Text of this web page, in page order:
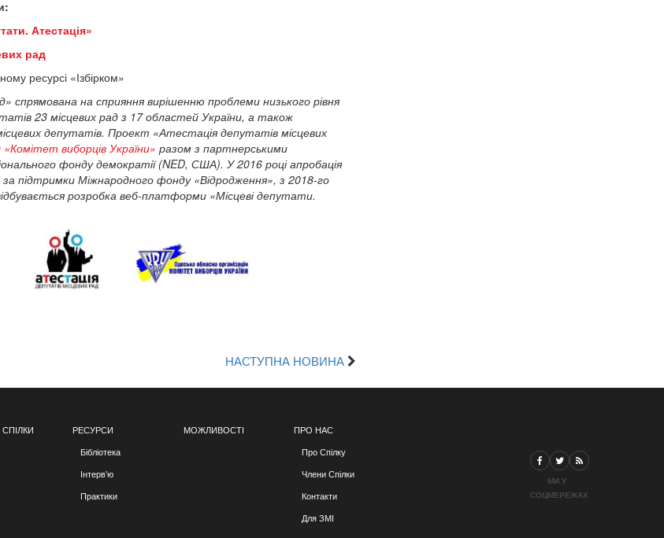
Атестація»
рад
ресурсі «Ізбірком»
спрямована на сприяння вирішенню проблеми низького рівня
23 місцевих рад з 17 областей України, а також
депутатів. Проект «Атестація депутатів місцевих
виборців України» разом з партнерськими
фонду демократії (NED, США). У 2016 році апробація
за підтримки Міжнародного фонду «Відродження», з 2018-го
розробка веб-платформи «Місцеві депутати.
НАСТУПНА НОВИНА
РЕСУРСИ
Бібліотека
Інтерв’ю
Практики
МОЖЛИВОСТІ ПРО НАС
Про Спілку
Члени Спілки
Контакти
Для ЗМІ
МИ У
СОЦМЕРЕЖАХ